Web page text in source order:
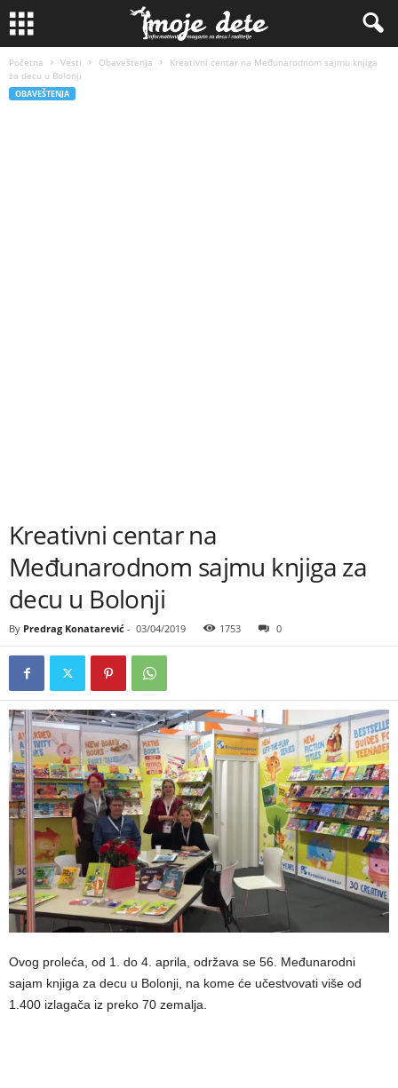
Početna Vesti Obaveštenja
Kreativni centar na Međunarodnom sajmu knjiga
za decu u Bolonji
OBAVEŠTENJA
Kreativni centar na
Međunarodnom sajmu knjiga za
decu u Bolonji
By Predrag Konatarević - 03/04/2019 1753 0
Ovog proleća, od 1. do 4. aprila, održava se 56. Međunarodni
sajam knjiga za decu u Bolonji, na kome će učestvovati više od
1.400 izlagača iz preko 70 zemalja.